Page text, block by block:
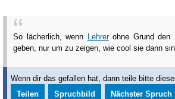
So lächerlich, wenn Lehrerohne Grund den
geben, nur um zu zeigen, wie cool sie dann
Wenn dir das gefallen hat, dann teile bitte
Teilen
Spruchbild Nächster Spruch